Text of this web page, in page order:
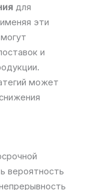
для
эти
и
может
вероятность